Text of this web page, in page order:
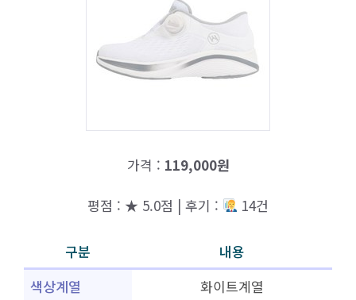
가격 : 119,000원
평점 : ★ 5.0점 | 후기 : 14건
구분
내용
색상계열
화이트계열